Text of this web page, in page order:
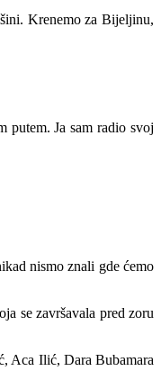
Krenemo za Bijeljinu,
putem. Ja sam radio svoj
nismo znali gde ćemo
se završavala pred zoru
Aca Ilić, Dara Bubamara